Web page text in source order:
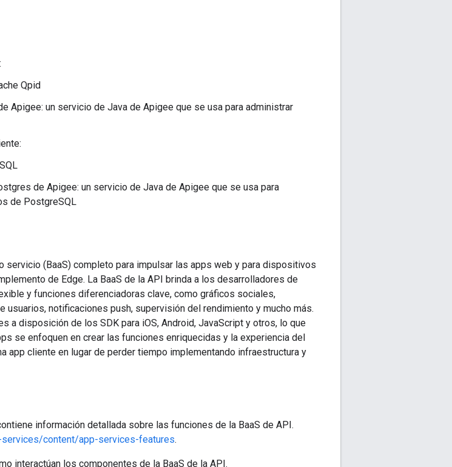
Qpid
Apigee: un servicio de Java de Apigee que se usa para administrar
de Apigee: un servicio de Java de Apigee que se usa para
de PostgreSQL
servicio (BaaS) completo para impulsar las apps web y para dispositivos
de Edge. La BaaS de la API brinda a los desarrolladores de
y funciones diferenciadoras clave, como gráficos sociales,
usuarios, notificaciones push, supervisión del rendimiento y mucho más.
a disposición de los SDK para iOS, Android, JavaScript y otros, lo que
se enfoquen en crear las funciones enriquecidas y la experiencia del
app cliente en lugar de perder tiempo implementando infraestructura y
información detallada sobre las funciones de la BaaS de API.
content/app-services-features.
interactúan los componentes de la BaaS de la API.